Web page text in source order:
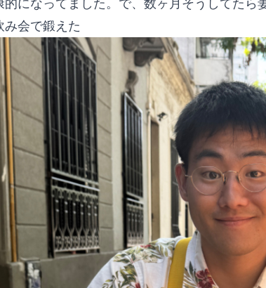
的になってました。で、数ヶ月そうしてたら
み会で鍛えた